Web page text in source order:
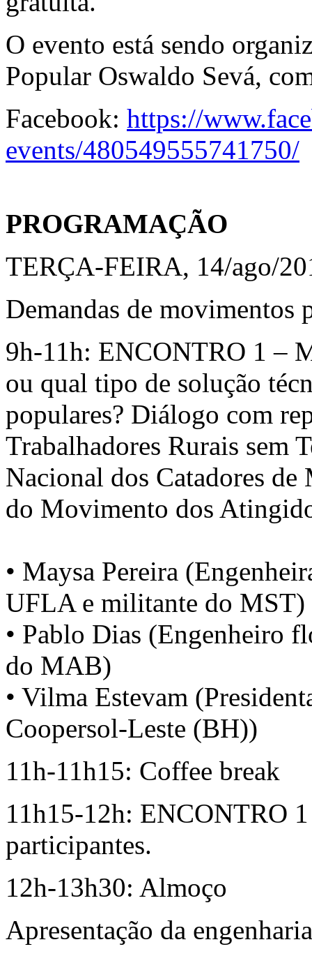
O evento está sendo
Popular Oswaldo Sevá,
Facebook: https://
events/480549555741750/
PROGRAMAÇÃO
TERÇA-FEIRA, 14/ago/
Demandas de movimentos
9h-11h: ENCONTRO 1 –
ou qual tipo de solução
populares? Diálogo com
Trabalhadores Rurais sem
Nacional dos Catadores
do Movimento dos
• Maysa Pereira
UFLA e militante do MST)
• Pablo Dias (Engenheiro
do MAB)
• Vilma Estevam
Coopersol-Leste (BH))
11h-11h15: Coffee break
11h15-12h: ENCONTRO
participantes.
12h-13h30: Almoço
Apresentação da